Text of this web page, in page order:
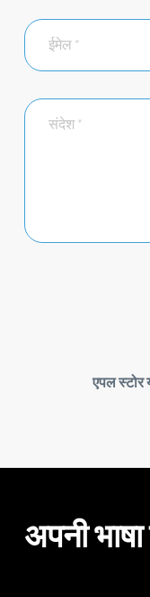
एपल स्टोर
अपनी भाषा